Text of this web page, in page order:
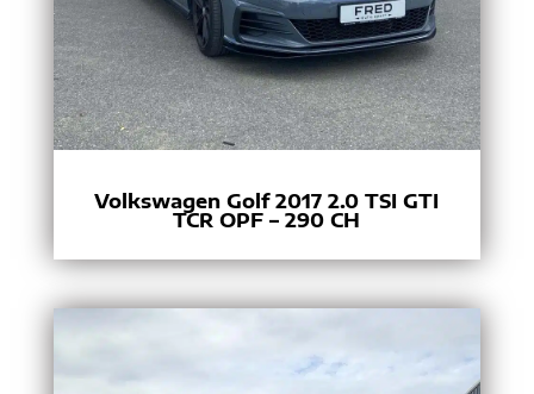
Volkswagen Golf 2017 2.0 TSI GTI
TCR OPF – 290 CH